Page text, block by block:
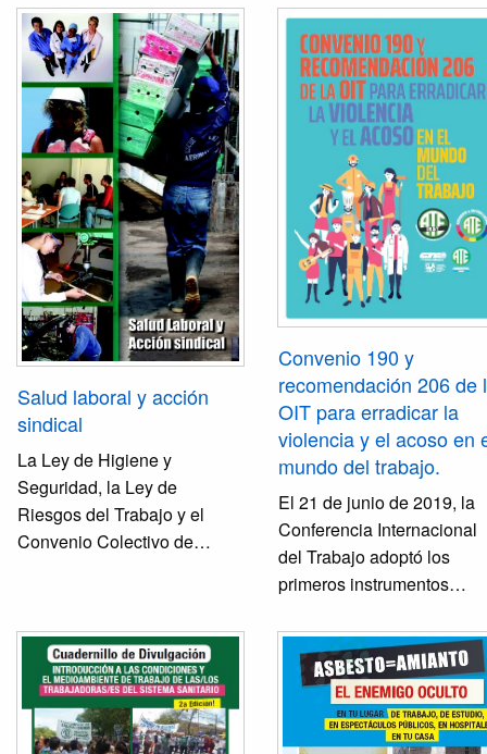
publicación del Centro de
Estudios y Formación
Sindical (CEFS) con la
colaboración del
Departamento de Salud
Laboral y Medio Ambiente
Trabajo de la CTA. Proyecto:
"Fomento de la
sindicalización en
trabajadores jóvenes en el
sector industrial argentino".
FETIA-CTA/Fundación
Salud laboral y acción
sindical
La Ley de Higiene y
Seguridad, la Ley de
Riesgos del Trabajo y el
Convenio Colectivo de
actualidad.
Convenio 190 y
recomendación 206 de
OIT para erradicar la
violencia y el acoso en
mundo del trabajo.
El 21 de junio de 2019, la
Conferencia Internacional
del Trabajo adoptó los
primeros instrumentos
el fin de prevenir y
violencia y el acoso en el
mundo del trabajo: el
CONVENIO 190 y la
RECOMENDACIÓN 206. En